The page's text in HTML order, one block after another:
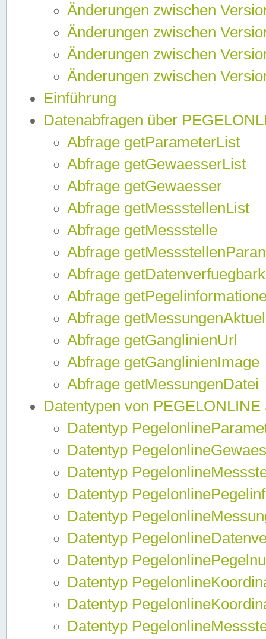
Änderungen zwischen
Änderungen zwischen
Änderungen zwischen
Änderungen zwischen
Einführung
Datenabfragen über
Abfrage getParameterList
Abfrage getGewaesserList
Abfrage getGewaesser
Abfrage getMessstellenList
Abfrage getMessstelle
Abfrage
Abfrage
Abfrage
Abfrage
Abfrage getGanglinienUrl
Abfrage getGanglinienImage
Abfrage getMessungenDatei
Datentypen von
Datentyp
Datentyp
Datentyp
Datentyp
Datentyp
Datentyp
Datentyp
Datentyp
Datentyp
Datentyp